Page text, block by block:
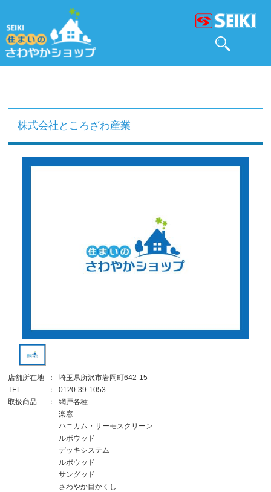
株式会社ところざわ産業
店舗所在地 ：
埼玉県所沢市岩岡町642-15
TEL
：
0120-39-1053
取扱商品
：
網戸各種
楽窓
ハニカム・サーモスクリーン
ルポウッド
デッキシステム
ルポウッド
サングッド
さわやか目かくし